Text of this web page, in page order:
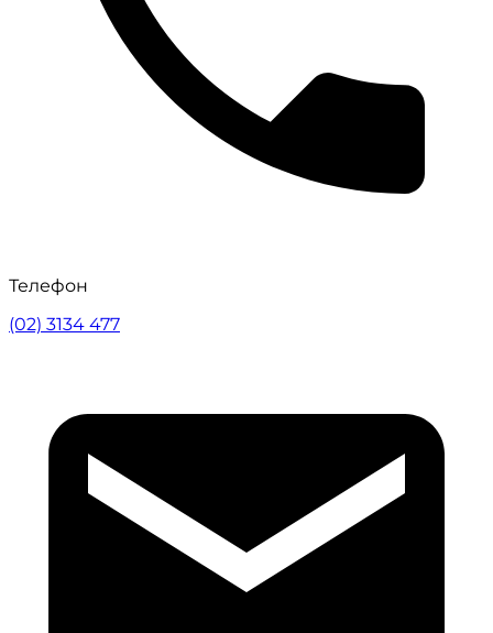
Телефон
(02) 3134 477